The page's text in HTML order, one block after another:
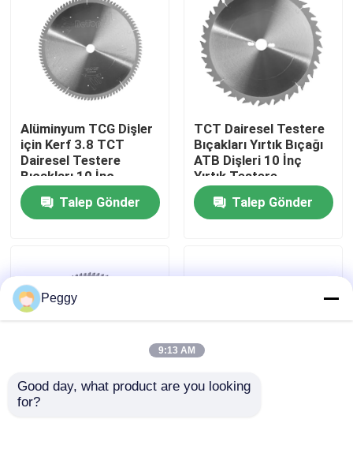
Ürünler
Hakkımızda
Fabrika turu
Kalite kontrol
Teklif isteği
Profil Yönlendirici Bit
Alüminyum TCG Dişler
için Kerf 3.8 TCT
Dairesel Testere
Bıçakları 10 İnç
Talep Gönder
TCT Dairesel Testere
Bıçakları Yırtık Bıçağı
ATB Dişleri 10 İnç
Yırtık Testere
Talep Gönder
Bore 30 TCT Daire
Peggy
9:13 AM
Good day, what product are you looking
for?